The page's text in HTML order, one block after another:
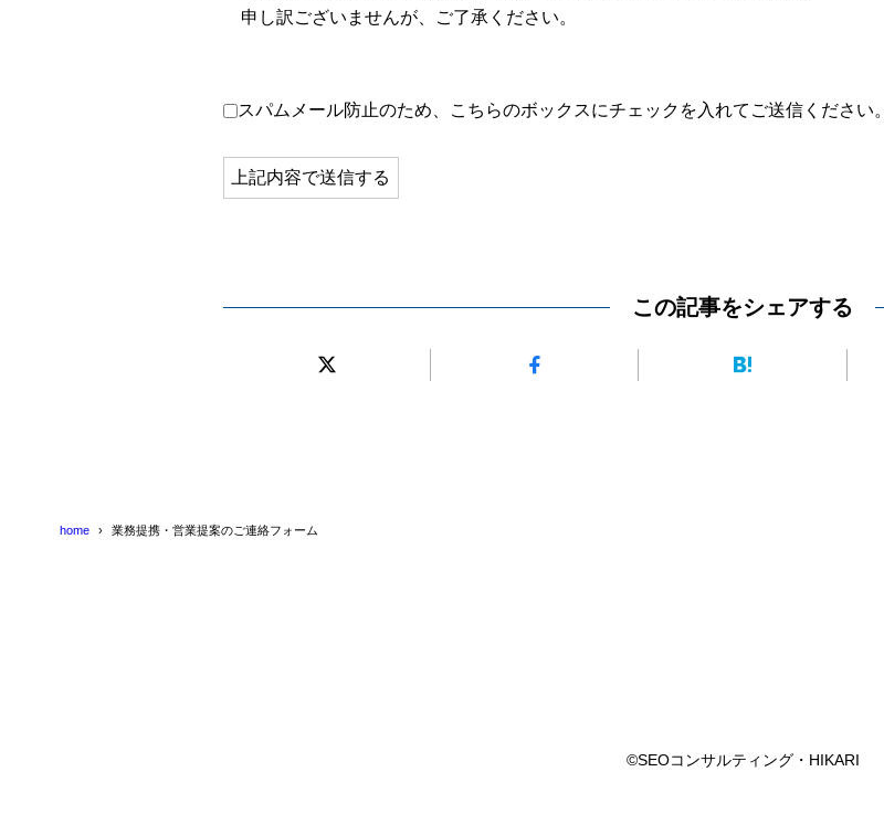
申し訳ございませんが、ご了承ください。
スパムメール防止のため、こちらのボックスにチェックを入れてご送信ください。
この記事をシェアする
home 業務提携・営業提案のご連絡フォーム
©SEOコンサルティング・HIKARI